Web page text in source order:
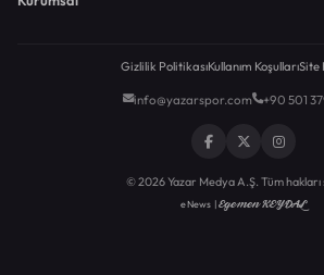
Gizlilik PolitikasıKullanım KoşullarıSite
info@yazarspor.com +90 501
© 2026 Yazar Medya A.Ş. Tüm hakları
eNews |Egemen KEYDAL